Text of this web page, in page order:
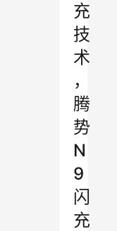
充
技
术
，
腾
势
N
9
闪
充